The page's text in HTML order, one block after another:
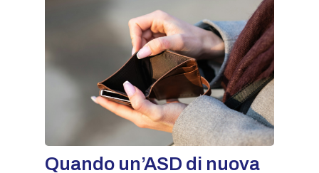
Quando un’ASD di nuova